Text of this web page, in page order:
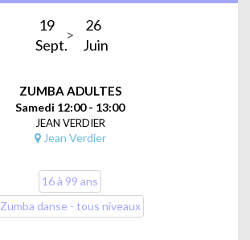
19
Sept.
26
Juin
ZUMBA ADULTES
Samedi 12:00 - 13:00
JEAN VERDIER
Jean Verdier
16 à 99 ans
Zumba danse - tous niveaux